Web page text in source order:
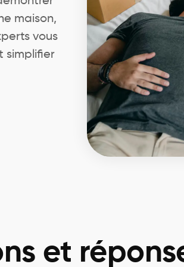
maison,
vous
simplifier
et